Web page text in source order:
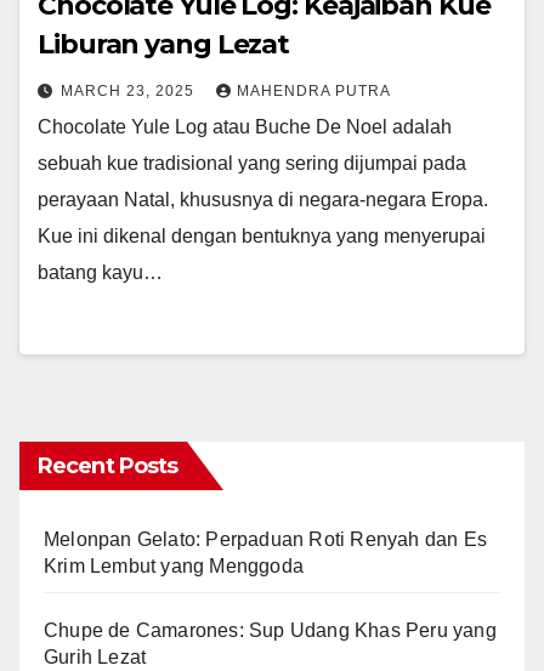
Liburan yang Lezat
MARCH 23, 2025 MAHENDRA PUTRA
Chocolate Yule Log atau Buche De Noel adalah
sebuah kue tradisional yang sering dijumpai pada
perayaan Natal, khususnya di negara-negara Eropa.
Kue ini dikenal dengan bentuknya yang menyerupai
batang kayu…
Recent Posts
Melonpan Gelato: Perpaduan Roti Renyah dan Es
Krim Lembut yang Menggoda
Chupe de Camarones: Sup Udang Khas Peru yang
Gurih Lezat